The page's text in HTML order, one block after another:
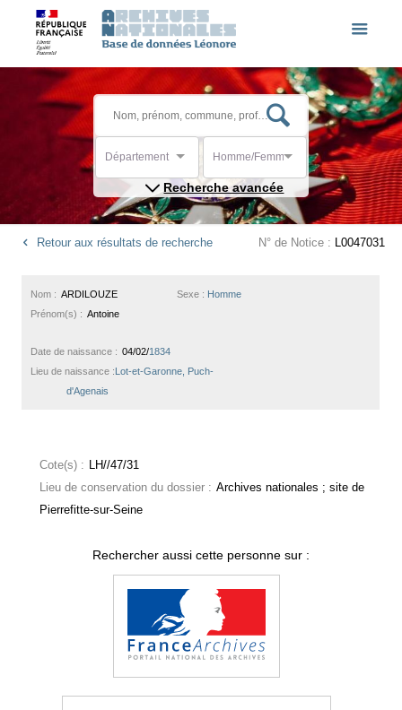
Département Homme/Femme
Recherche avancée
Retour aux résultats de recherche N° de Notice : L0047031
Sexe : Homme
Nom : ARDILOUZE
Prénom(s) : Antoine
Date de naissance : 04/02/1834
Lieu de naissance :Lot-et-Garonne, Puch-
d'Agenais
Cote(s) : LH//47/31
Lieu de conservation du dossier : Archives nationales ; site de
Pierrefitte-sur-Seine
Rechercher aussi cette personne sur :